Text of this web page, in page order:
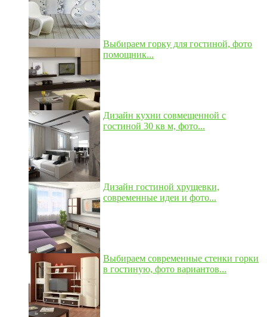
Выбираем горку для гостиной, фото
помощник...
Дизайн кухни совмещенной с
гостиной 30 кв м, фото...
Дизайн гостиной хрущевки,
современные идеи и фото...
Выбираем современные стенки горки
в гостиную, фото вариантов...